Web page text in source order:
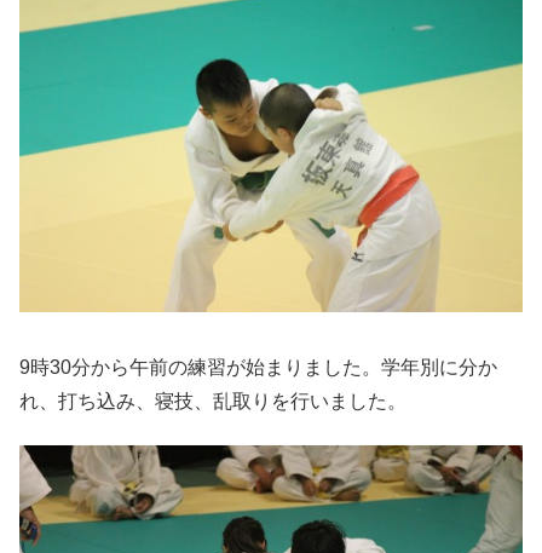
9時30分から午前の練習が始まりました。学年別に分か
れ、打ち込み、寝技、乱取りを行いました。